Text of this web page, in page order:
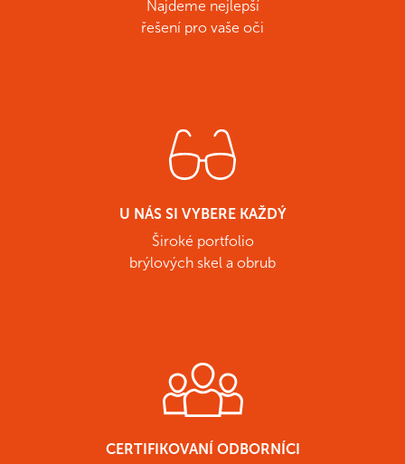
Najdeme nejlepší
řešení pro vaše oči
U NÁS SI VYBERE KAŽDÝ
Široké portfolio
brýlových skel a obrub
CERTIFIKOVANÍ ODBORNÍCI